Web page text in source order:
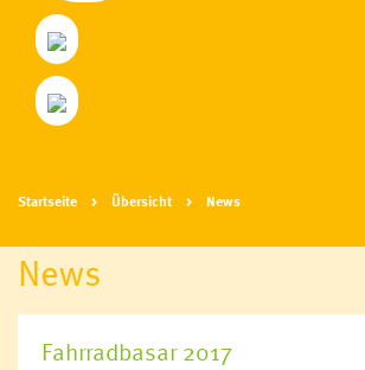
Startseite Übersicht News
News
Fahrradbasar 2017